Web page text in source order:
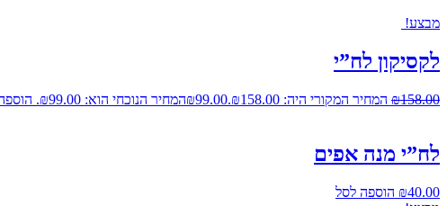
מבצע!
לקסיקון לח”י
₪158.00 המחיר המקורי היה: ₪158.00. ₪99.00 המחיר הנוכחי הוא: ₪99.00.
לח”י מנה אפים
₪40.00
הוספה לסל